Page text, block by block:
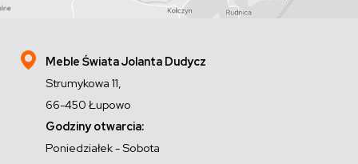
Meble Świata Jolanta Dudycz
Strumykowa 11,
66-450 Łupowo
Godziny otwarcia:
Poniedziałek - Sobota